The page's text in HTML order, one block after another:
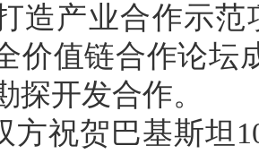
造产业合作示范
价值链合作论坛
探开发合作。
方祝贺巴基斯坦